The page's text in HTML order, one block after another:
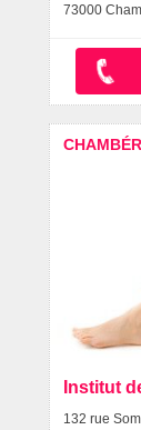
73000
Institut
132 rue